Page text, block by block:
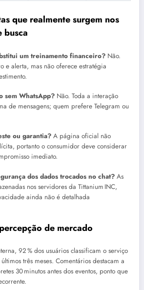
que realmente surgem nos
busca
um treinamento financeiro? Não.
e alerta, mas não oferece estratégia
sem WhatsApp? Não. Toda a interação
de mensagens; quem prefere Telegram ou
ou garantia? A página oficial não
portanto o consumidor deve considerar
imediato.
dos dados trocados no chat? As
nos servidores da Tittanium INC,
ainda não é detalhada
de mercado
92 % dos usuários classificam o serviço
três meses. Comentários destacam a
30 minutos antes dos eventos, ponto que